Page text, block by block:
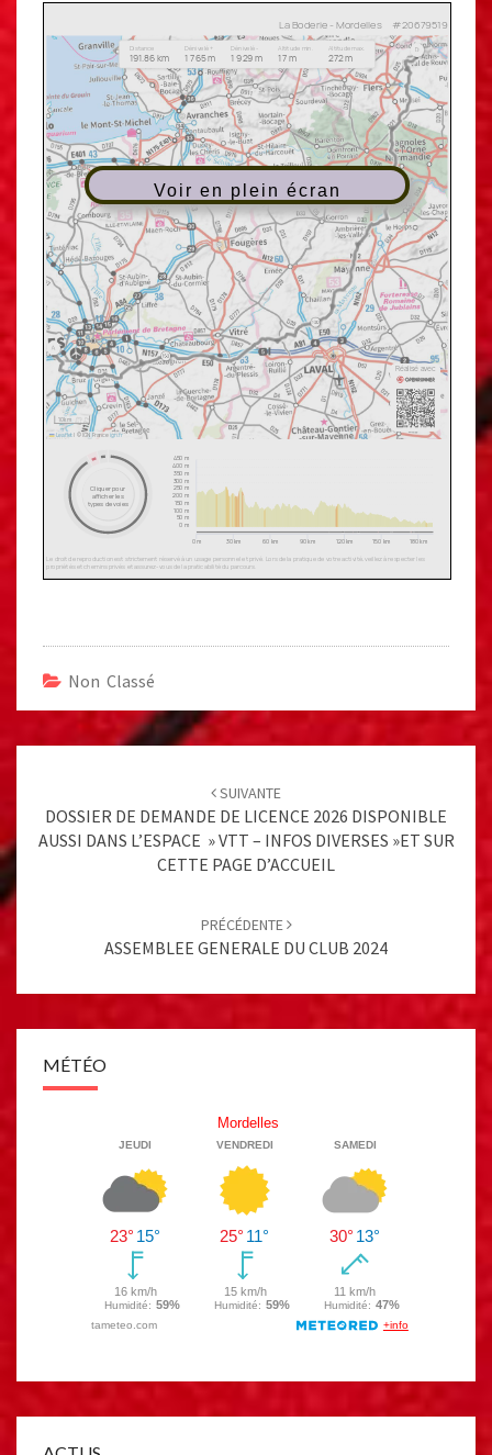
Voir en plein écran
Non Classé
SUIVANTE
DOSSIER DE DEMANDE DE LICENCE 2026 DISPONIBLE
AUSSI DANS L’ESPACE » VTT – INFOS DIVERSES »ET SUR
CETTE PAGE D’ACCUEIL
PRÉCÉDENTE
ASSEMBLEE GENERALE DU CLUB 2024
MÉTÉO